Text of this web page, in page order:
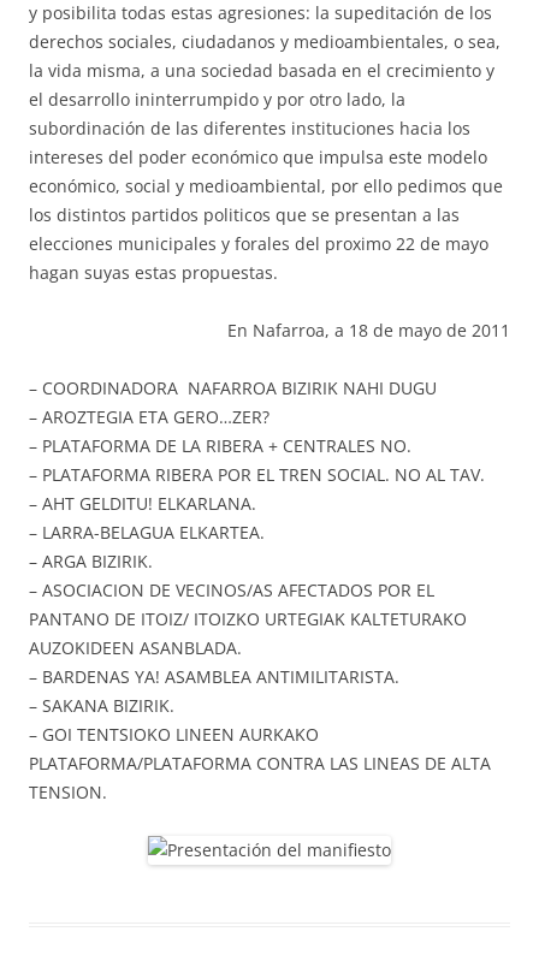
y posibilita todas estas agresiones: la supeditación de los
derechos sociales, ciudadanos y medioambientales, o sea,
la vida misma, a una sociedad basada en el crecimiento y
el desarrollo ininterrumpido y por otro lado, la
subordinación de las diferentes instituciones hacia los
intereses del poder económico que impulsa este modelo
económico, social y medioambiental, por ello pedimos que
los distintos partidos politicos que se presentan a las
elecciones municipales y forales del proximo 22 de mayo
hagan suyas estas propuestas.
En Nafarroa, a 18 de mayo de 2011
– COORDINADORA NAFARROA BIZIRIK NAHI DUGU
– AROZTEGIA ETA GERO…ZER?
– PLATAFORMA DE LA RIBERA + CENTRALES NO.
– PLATAFORMA RIBERA POR EL TREN SOCIAL. NO AL TAV.
– AHT GELDITU! ELKARLANA.
– LARRA-BELAGUA ELKARTEA.
– ARGA BIZIRIK.
– ASOCIACION DE VECINOS/AS AFECTADOS POR EL
PANTANO DE ITOIZ/ ITOIZKO URTEGIAK KALTETURAKO
AUZOKIDEEN ASANBLADA.
– BARDENAS YA! ASAMBLEA ANTIMILITARISTA.
– SAKANA BIZIRIK.
– GOI TENTSIOKO LINEEN AURKAKO
PLATAFORMA/PLATAFORMA CONTRA LAS LINEAS DE ALTA
TENSION.